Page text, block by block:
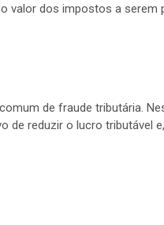
valor dos impostos a serem
de fraude tributária.
de reduzir o lucro tributável